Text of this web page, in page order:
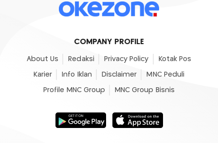
COMPANY PROFILE
About Us Redaksi Privacy Policy Kotak Pos
Karier Info Iklan Disclaimer MNC Peduli
Profile MNC Group MNC Group Bisnis